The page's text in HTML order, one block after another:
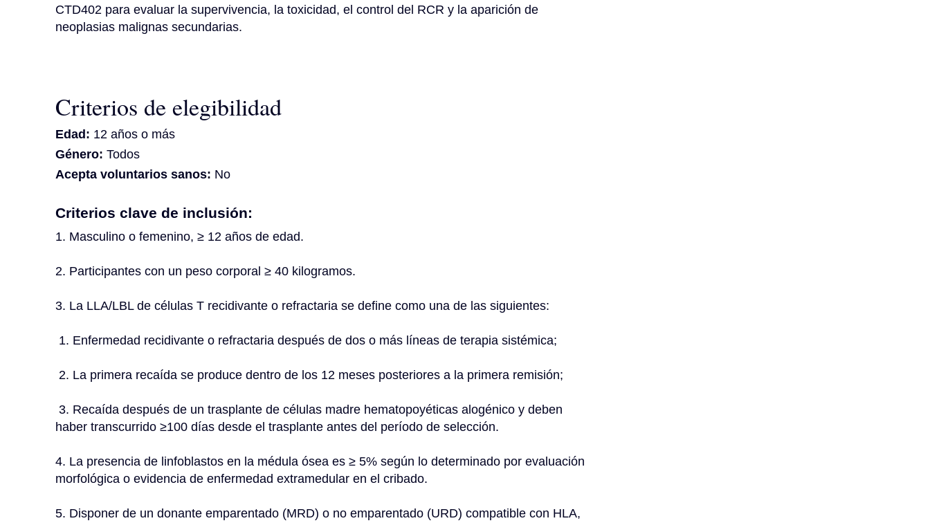
CTD402 para evaluar la supervivencia, la toxicidad, el control del RCR y la aparición de
neoplasias malignas secundarias.
Criterios de elegibilidad
Edad: 12 años o más
Género: Todos
Acepta voluntarios sanos: No
Criterios clave de inclusión:
1. Masculino o femenino, ≥ 12 años de edad.
2. Participantes con un peso corporal ≥ 40 kilogramos.
3. La LLA/LBL de células T recidivante o refractaria se define como una de las siguientes:
1. Enfermedad recidivante o refractaria después de dos o más líneas de terapia sistémica;
2. La primera recaída se produce dentro de los 12 meses posteriores a la primera remisión;
haber transcurrido ≥100 días desde el trasplante antes del período de selección.
4. La presencia de linfoblastos en la médula ósea es ≥ 5% según lo determinado por evaluación
morfológica o evidencia de enfermedad extramedular en el cribado.
5. Disponer de un donante emparentado (MRD) o no emparentado (URD) ​​compatible con HLA,